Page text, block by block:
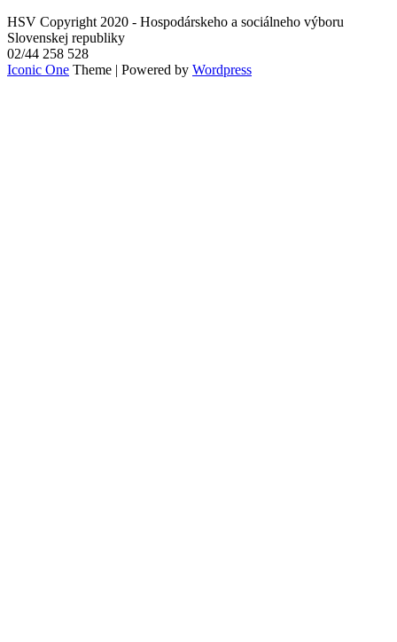
HSV Copyright 2020 - Hospodárskeho a sociálneho výboru
Slovenskej republiky
02/44 258 528
Iconic One Theme | Powered by Wordpress